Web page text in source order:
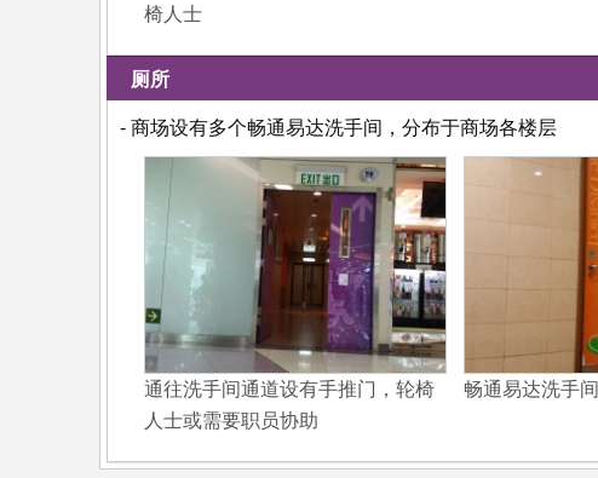
椅人士
厕所
- 商场设有多个畅通易达洗手间，分布于商场各楼层
通往洗手间通道设有手推门，轮椅
人士或需要职员协助
畅通易达洗手间